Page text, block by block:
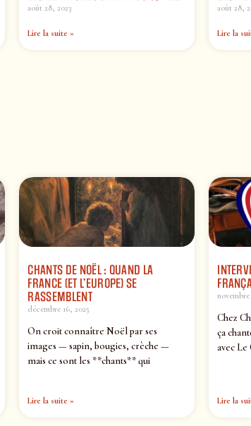
août 28, 2023
Lire la suite »
août 28,
Lire la
CHANTS DE NOËL : QUAND LA
FRANCE (ET L’EUROPE) SE
RASSEMBLENT
décembre 16, 2025
On croit connaître Noël par ses
images — sapin, bougies, crèche —
mais ce sont les **chants** qui
Lire la suite »
novembre
Chez
ça
avec Le
Lire la